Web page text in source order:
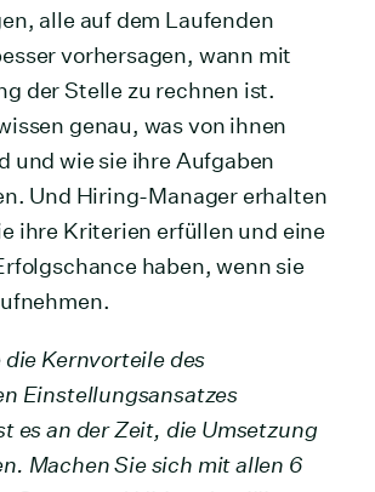
alle auf dem Laufenden
vorhersagen, wann mit
der Stelle zu rechnen ist.
genau, was von ihnen
und wie sie ihre Aufgaben
Und Hiring-Manager erhalten
ihre Kriterien erfüllen und eine
haben, wenn sie
Kernvorteile des
Einstellungsansatzes
es an der Zeit, die Umsetzung
Machen Sie sich mit allen 6